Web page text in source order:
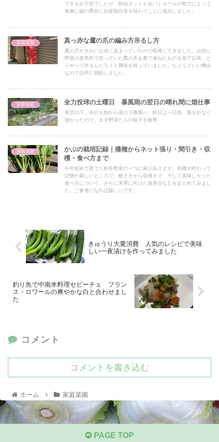
できるか不安でしたが、防虫ネットと虫パトロールの努力によって
無事に鍋の季節に自家製白菜を味わうことに成功しました。
家庭菜園 真っ赤な鷹の爪の編み方吊るし方
鷹の爪がきれいな赤に染まっていたので収穫してきました。以前に
野菜の直売所で売っていた鷹の爪を藁で束ねたものを見て以来、ど
うやって作るんだろうと興味を持っていました。ちょうどいい機会
なので自作に挑戦しました。
家庭菜園 全力投球の土曜日 暴風雨の翌日の晴れ間に畑仕事
青空の下、今日も朝から崖の下農園へ。昨日は一日雨、風もかなり
強かったので、まず野菜たちの様子を観察...
家庭菜園
かぶの栽培記録｜播種からネット張り・間引き・収
穫・食べ方まで
今年初めて育てた秋冬野菜の一つに蕪があります。収穫が終わって
記憶が新しいところで、種まきから収穫まで、そして美味しかった
食べ方について、さらに来季に向けた改善点などをまとめてみまし
た。ご参考になれば嬉しいです。
きゅうり大量消費 人気のレシピで美味
しい一夜漬けを作ってみました
釣り魚で中南米料理セビーチェ フラン
ス・ロワールの爽やかな白と合わせまし
た
コメント
コメントを書き込む
ホーム 家庭菜園
PAGE TOP